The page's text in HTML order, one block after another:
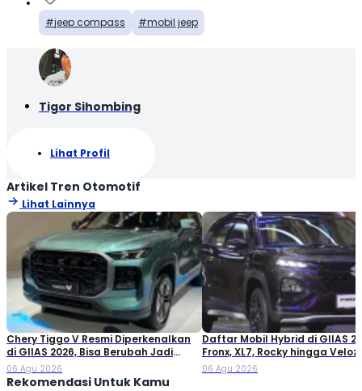
jeep compass mobil jeep
Tigor Sihombing
Lihat Profil
Artikel Tren Otomotif
Lihat Lainnya
Chery Tiggo V Resmi Diperkenalkan
di GIIAS 2026, Bisa Berubah Jadi
Double Cabin
06 Agu 2026
Daftar Mobil Hybrid di GIIAS
Fronx, XL7, Rocky hingga Veloz!
06 Agu 2026
Rekomendasi Untuk Kamu